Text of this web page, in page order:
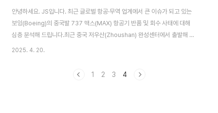
안녕하세요. JS입니다. 최근 글로벌 항공·무역 업계에서 큰 이슈가 되고 있는
보잉(Boeing)의 중국발 737 맥스(MAX) 항공기 반품 및 회수 사태에 대해
심층 분석해 드립니다.최근 중국 저우산(Zhoushan) 완성센터에서 출발해 괌
을 거쳐 미국으로 향하고 있는 737 맥스 항공기의 실제 이동 경로, 미중 무역
는 파장까지 주요 내용을 정리합니다.내용 요약보잉 737 맥스, 중국 저우산에
2025. 4. 20.
1 2 3 4